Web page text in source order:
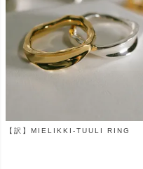
【訳】MIELIKKI-TUULI RING